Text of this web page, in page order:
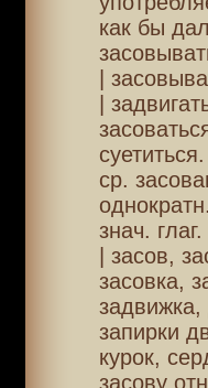
как бы
|
|
ср.
знач. глаг.
| засов,
засовка,
запирки
курок,
засову